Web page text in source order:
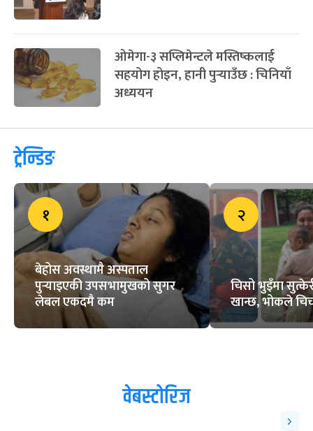
ओमेगा-३ सप्लिमेन्टले मस्तिष्कलाई
सहयोग होइन, हानी पुर्‍याउँछ : चिनियाँ
अध्ययन
ट्रेन्डिङ
१
बेहोस अवस्थामै अस्पताल
पुर्‍याइएकी उपसभामुखको सुगर
लेबल एकदमै कम
२
चिसो भुइँमा
खान्छ, भोकले
वेबस्टोरिज